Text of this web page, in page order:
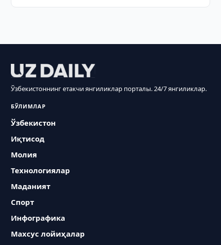
Ўзбекистоннинг етакчи янгиликлар порталы. 24/7 янгиликлар.
БЎЛИМЛАР
Ўзбекистон
Иқтисод
Молия
Технологиялар
Маданият
Спорт
Инфографика
Махсус лойиҳалар